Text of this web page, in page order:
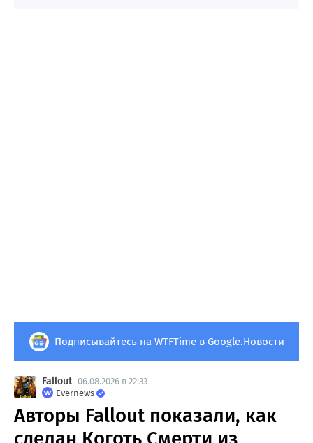
Подписывайтесь на WTFTime в Google.Новости
Fallout 06.08.2026 в 22:33
Evernews
Авторы Fallout показали, как